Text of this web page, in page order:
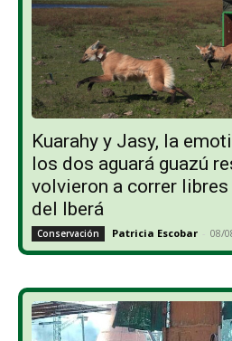
Kuarahy y Jasy, la
los dos aguará guazú
volvieron a correr
del Iberá
Conservación Patricia Escobar - 08/